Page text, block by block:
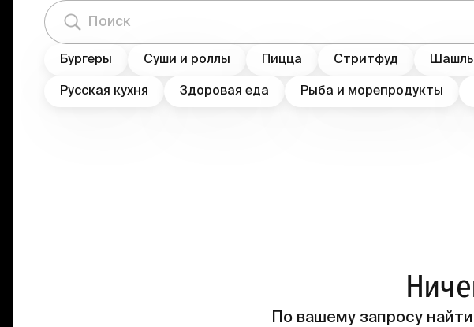
Бургеры Суши и роллы Пицца Стритфуд
Русская кухня Здоровая еда Рыба и морепродукты
По вашему запросу